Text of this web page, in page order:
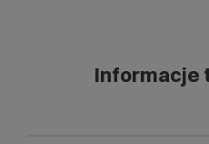
Informacje